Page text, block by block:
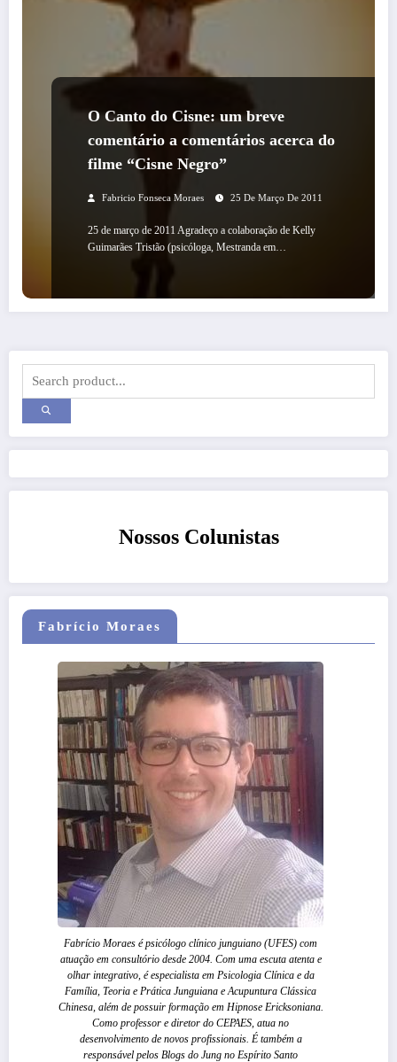
O Canto do Cisne: um breve
comentário a comentários acerca do
filme “Cisne Negro”
Fabricio Fonseca Moraes 25 De Março De 2011
25 de março de 2011 Agradeço a colaboração de Kelly
Guimarães Tristão (psicóloga, Mestranda em…
Nossos Colunistas
Fabrício Moraes
Fabrício Moraes é psicólogo clínico junguiano (UFES) com
atuação em consultório desde 2004. Com uma escuta atenta e
olhar integrativo, é especialista em Psicologia Clínica e da
Família, Teoria e Prática Junguiana e Acupuntura Clássica
Chinesa, além de possuir formação em Hipnose Ericksoniana.
Como professor e diretor do CEPAES, atua no
desenvolvimento de novos profissionais. É também a
responsável pelos Blogs do Jung no Espírito Santo